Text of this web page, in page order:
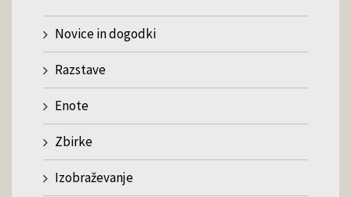
Novice in dogodki
Razstave
Enote
Zbirke
Izobraževanje